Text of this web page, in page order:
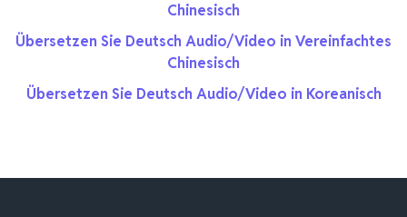
Chinesisch
Übersetzen Sie Deutsch Audio/Video in Vereinfachtes
Chinesisch
Übersetzen Sie Deutsch Audio/Video in Koreanisch